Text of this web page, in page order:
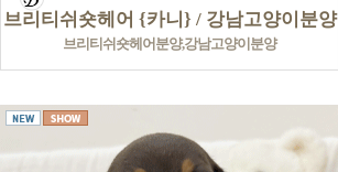
브리티쉬숏헤어 {카니} / 강남고양이분양
브리티쉬숏헤어분양,강남고양이분양